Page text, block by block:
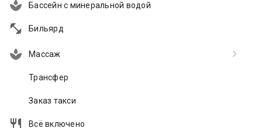
Бассейн с минеральной водой
Бильярд
Массаж
Трансфер
Заказ такси
Всё включено